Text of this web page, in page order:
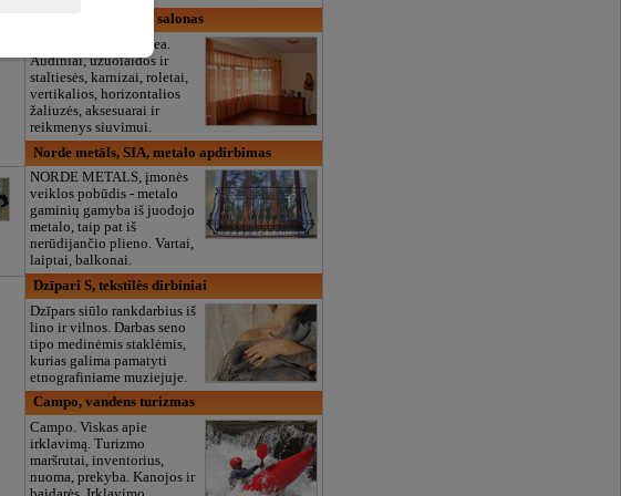
Bea aizkaru centrs, salonas
Užuolaidų salonas Bea.
Audiniai, užuolaidos ir
staltiesės, karnizai, roletai,
vertikalios, horizontalios
žaliuzės, aksesuarai ir
reikmenys siuvimui.
Norde metāls, SIA, metalo apdirbimas
NORDE METALS, įmonės
veiklos pobūdis - metalo
gaminių gamyba iš juodojo
metalo, taip pat iš
nerūdijančio plieno. Vartai,
laiptai, balkonai.
Dzīpari S, tekstilės dirbiniai
Dzīpars siūlo rankdarbius iš
lino ir vilnos. Darbas seno
tipo medinėmis staklėmis,
kurias galima pamatyti
etnografiniame muziejuje.
Campo, vandens turizmas
Campo. Viskas apie
irklavimą. Turizmo
maršrutai, inventorius,
nuoma, prekyba. Kanojos ir